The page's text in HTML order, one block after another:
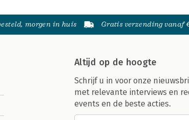
morgen in huis Gratis verzending vanaf
Altijd op de hoogte
Schrijf u in voor onze
met relevante interviews en
events en de beste acties.